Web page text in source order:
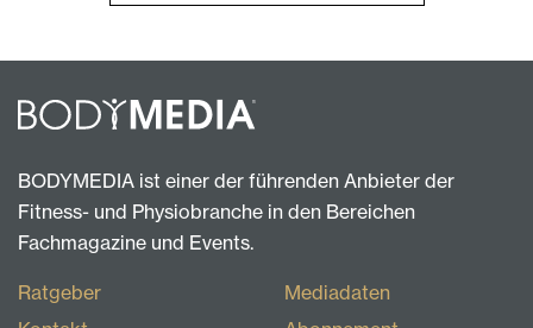
BODYMEDIA ist einer der führenden Anbieter der
Fitness- und Physiobranche in den Bereichen
Fachmagazine und Events.
Ratgeber
Mediadaten